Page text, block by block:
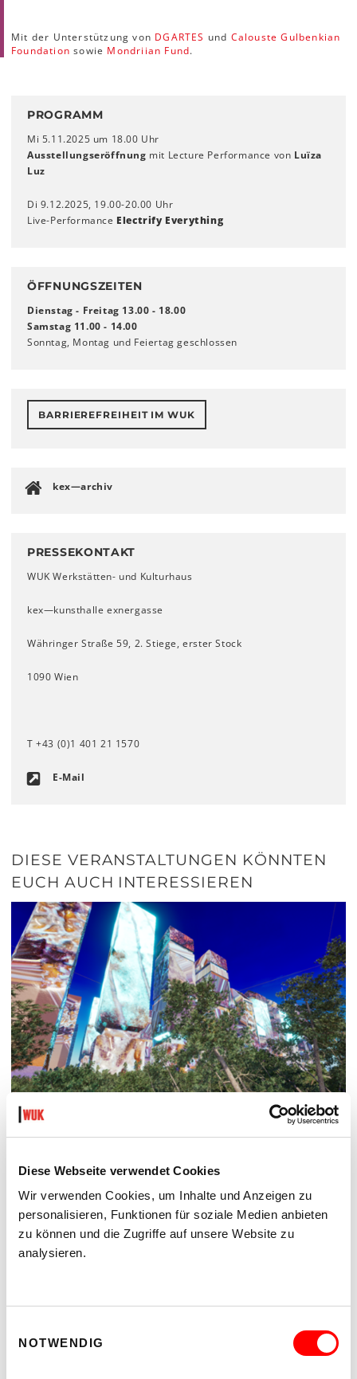
Diese Webseite verwendet Cookies
Wir verwenden Cookies, um Inhalte und Anzeigen zu
personalisieren, Funktionen für soziale Medien anbieten
zu können und die Zugriffe auf unsere Website zu
analysieren.
NOTWENDIG
Mit der Unterstützung von DGARTES und Calouste Gulbenkian
Foundation sowie Mondriian Fund.
PROGRAMM
Mi 5.11.2025 um 18.00 Uhr
Ausstellungseröffnung mit Lecture Performance von Luïza
Luz
Di 9.12.2025, 19.00-20.00 Uhr
Live-Performance Electrify Everything
ÖFFNUNGSZEITEN
Dienstag - Freitag 13.00 - 18.00
Samstag 11.00 - 14.00
Sonntag, Montag und Feiertag geschlossen
BARRIEREFREIHEIT IM WUK
kex—archiv
PRESSEKONTAKT
WUK Werkstätten- und Kulturhaus
kex—kunsthalle exnergasse
Währinger Straße 59, 2. Stiege, erster Stock
1090 Wien
T +43 (0)1 401 21 1570
E-Mail
DIESE VERANSTALTUNGEN KÖNNTEN
EUCH AUCH INTERESSIEREN
POP-UP-AUSSTELLUNG UND FILMSCREENING
Do 3.9.2026
18.00
kex—kunsthalle exnergasse